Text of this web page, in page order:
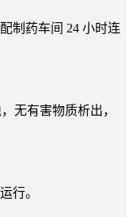
制药车间 24 小时连
无有害物质析出，
行。